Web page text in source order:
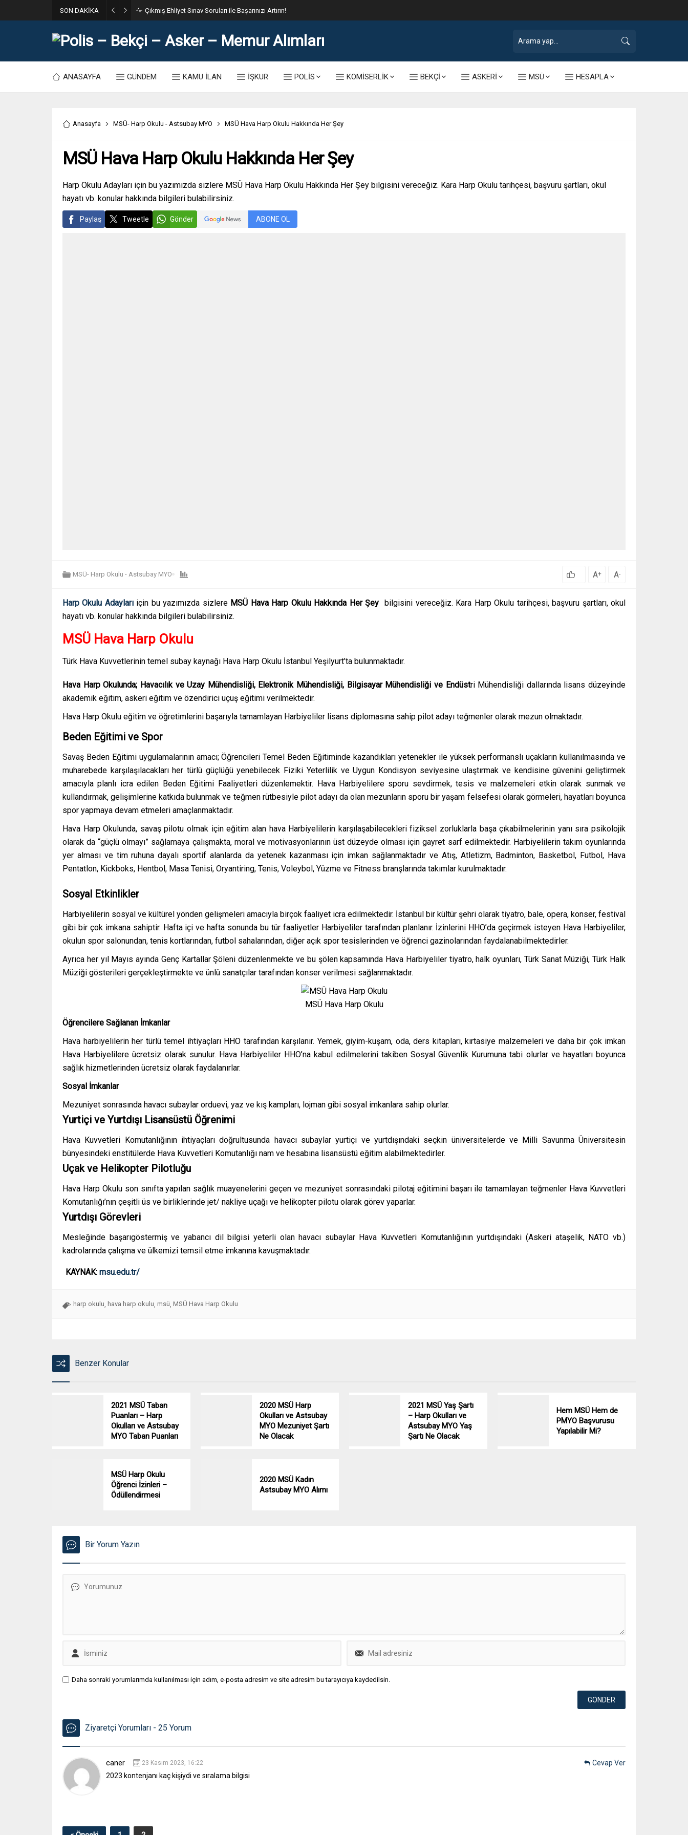
SON DAKİKA 31. Dönem POMEM 7500 Bin Polis Alımı Kılavuzu ve Başvuru Ekranı
ANASAYFA GÜNDEM KAMU İLAN İŞKUR POLİS KOMİSERLİK BEKÇİ ASKERİ MSÜ HESAPLA
Anasayfa MSÜ- Harp Okulu - Astsubay MYO MSÜ Hava Harp Okulu Hakkında Her Şey
MSÜ Hava Harp Okulu Hakkında Her Şey
Harp Okulu Adayları için bu yazımızda sizlere MSÜ Hava Harp Okulu Hakkında Her Şey bilgisini vereceğiz. Kara Harp Okulu tarihçesi, başvuru şartları, okul
hayatı vb. konular hakkında bilgileri bulabilirsiniz.
Paylaş Tweetle Gönder ABONE OL
MSÜ- Harp Okulu - Astsubay MYO A+ A-
Harp Okulu Adayları için bu yazımızda sizlere MSÜ Hava Harp Okulu Hakkında Her Şey bilgisini vereceğiz. Kara Harp Okulu tarihçesi, başvuru şartları, okul
hayatı vb. konular hakkında bilgileri bulabilirsiniz.
MSÜ Hava Harp Okulu
Türk Hava Kuvvetlerinin temel subay kaynağı Hava Harp Okulu İstanbul Yeşilyurt’ta bulunmaktadır.
Hava Harp Okulunda; Havacılık ve Uzay Mühendisliği, Elektronik Mühendisliği, Bilgisayar Mühendisliği ve Endüstri Mühendisliği dallarında lisans düzeyinde
akademik eğitim, askeri eğitim ve özendirici uçuş eğitimi verilmektedir.
Hava Harp Okulu eğitim ve öğretimlerini başarıyla tamamlayan Harbiyeliler lisans diplomasına sahip pilot adayı teğmenler olarak mezun olmaktadır.
Beden Eğitimi ve Spor
Savaş Beden Eğitimi uygulamalarının amacı; Öğrencileri Temel Beden Eğitiminde kazandıkları yetenekler ile yüksek performanslı uçakların kullanılmasında ve
muharebede karşılaşılacakları her türlü güçlüğü yenebilecek Fiziki Yeterlilik ve Uygun Kondisyon seviyesine ulaştırmak ve kendisine güvenini geliştirmek
amacıyla planlı icra edilen Beden Eğitimi Faaliyetleri düzenlemektir. Hava Harbiyelilere sporu sevdirmek, tesis ve malzemeleri etkin olarak sunmak ve
kullandırmak, gelişimlerine katkıda bulunmak ve teğmen rütbesiyle pilot adayı da olan mezunların sporu bir yaşam felsefesi olarak görmeleri, hayatları boyunca
spor yapmaya devam etmeleri amaçlanmaktadır.
Hava Harp Okulunda, savaş pilotu olmak için eğitim alan hava Harbiyelilerin karşılaşabilecekleri fiziksel zorluklarla başa çıkabilmelerinin yanı sıra psikolojik
olarak da “güçlü olmayı” sağlamaya çalışmakta, moral ve motivasyonlarının üst düzeyde olması için gayret sarf edilmektedir. Harbiyelilerin takım oyunlarında
yer alması ve tim ruhuna dayalı sportif alanlarda da yetenek kazanması için imkan sağlanmaktadır ve Atış, Atletizm, Badminton, Basketbol, Futbol, Hava
Pentatlon, Kickboks, Hentbol, Masa Tenisi, Oryantiring, Tenis, Voleybol, Yüzme ve Fitness branşlarında takımlar kurulmaktadır.
Sosyal Etkinlikler
Harbiyelilerin sosyal ve kültürel yönden gelişmeleri amacıyla birçok faaliyet icra edilmektedir. İstanbul bir kültür şehri olarak tiyatro, bale, opera, konser, festival
gibi bir çok imkana sahiptir. Hafta içi ve hafta sonunda bu tür faaliyetler Harbiyeliler tarafından planlanır. İzinlerini HHO’da geçirmek isteyen Hava Harbiyeliler,
okulun spor salonundan, tenis kortlarından, futbol sahalarından, diğer açık spor tesislerinden ve öğrenci gazinolarından faydalanabilmektedirler.
Ayrıca her yıl Mayıs ayında Genç Kartallar Şöleni düzenlenmekte ve bu şölen kapsamında Hava Harbiyeliler tiyatro, halk oyunları, Türk Sanat Müziği, Türk Halk
Müziği gösterileri gerçekleştirmekte ve ünlü sanatçılar tarafından konser verilmesi sağlanmaktadır.
MSÜ Hava Harp Okulu
Öğrencilere Sağlanan İmkanlar
Hava harbiyelilerin her türlü temel ihtiyaçları HHO tarafından karşılanır. Yemek, giyim-kuşam, oda, ders kitapları, kırtasiye malzemeleri ve daha bir çok imkan
Hava Harbiyelilere ücretsiz olarak sunulur. Hava Harbiyeliler HHO’na kabul edilmelerini takiben Sosyal Güvenlik Kurumuna tabi olurlar ve hayatları boyunca
sağlık hizmetlerinden ücretsiz olarak faydalanırlar.
Sosyal İmkanlar
Mezuniyet sonrasında havacı subaylar orduevi, yaz ve kış kampları, lojman gibi sosyal imkanlara sahip olurlar.
Yurtiçi ve Yurtdışı Lisansüstü Öğrenimi
Hava Kuvvetleri Komutanlığının ihtiyaçları doğrultusunda havacı subaylar yurtiçi ve yurtdışındaki seçkin üniversitelerde ve Milli Savunma Üniversitesin
bünyesindeki enstitülerde Hava Kuvvetleri Komutanlığı nam ve hesabına lisansüstü eğitim alabilmektedirler.
Uçak ve Helikopter Pilotluğu
Hava Harp Okulu son sınıfta yapılan sağlık muayenelerini geçen ve mezuniyet sonrasındaki pilotaj eğitimini başarı ile tamamlayan teğmenler Hava Kuvvetleri
Komutanlığı’nın çeşitli üs ve birliklerinde jet/ nakliye uçağı ve helikopter pilotu olarak görev yaparlar.
Yurtdışı Görevleri
Mesleğinde başarıgöstermiş ve yabancı dil bilgisi yeterli olan havacı subaylar Hava Kuvvetleri Komutanlığının yurtdışındaki (Askeri ataşelik, NATO vb.)
kadrolarında çalışma ve ülkemizi temsil etme imkanına kavuşmaktadır.
KAYNAK: msu.edu.tr/
harp okulu hava harp okulu msü MSÜ Hava Harp Okulu
Benzer Konular
2021 MSÜ Taban
Puanları – Harp
Okulları ve Astsubay
MYO Taban Puanları
2020 MSÜ Harp
Okulları ve Astsubay
MYO Mezuniyet Şartı
Ne Olacak
2021 MSÜ Yaş Şartı
– Harp Okulları ve
Astsubay MYO Yaş
Şartı Ne Olacak
Hem MSÜ Hem de
PMYO Başvurusu
Yapılabilir Mi?
MSÜ Harp Okulu
Öğrenci İzinleri –
Ödüllendirmesi
2020 MSÜ Kadın
Astsubay MYO Alımı
Bir Yorum Yazın
Daha sonraki yorumlarımda kullanılması için adım, e-posta adresim ve site adresim bu tarayıcıya kaydedilsin.
Ziyaretçi Yorumları - 25 Yorum
caner 23 Kasım 2023, 16:22
2023 kontenjanı kaç kişiydi ve sıralama bilgisi
Cevap Ver